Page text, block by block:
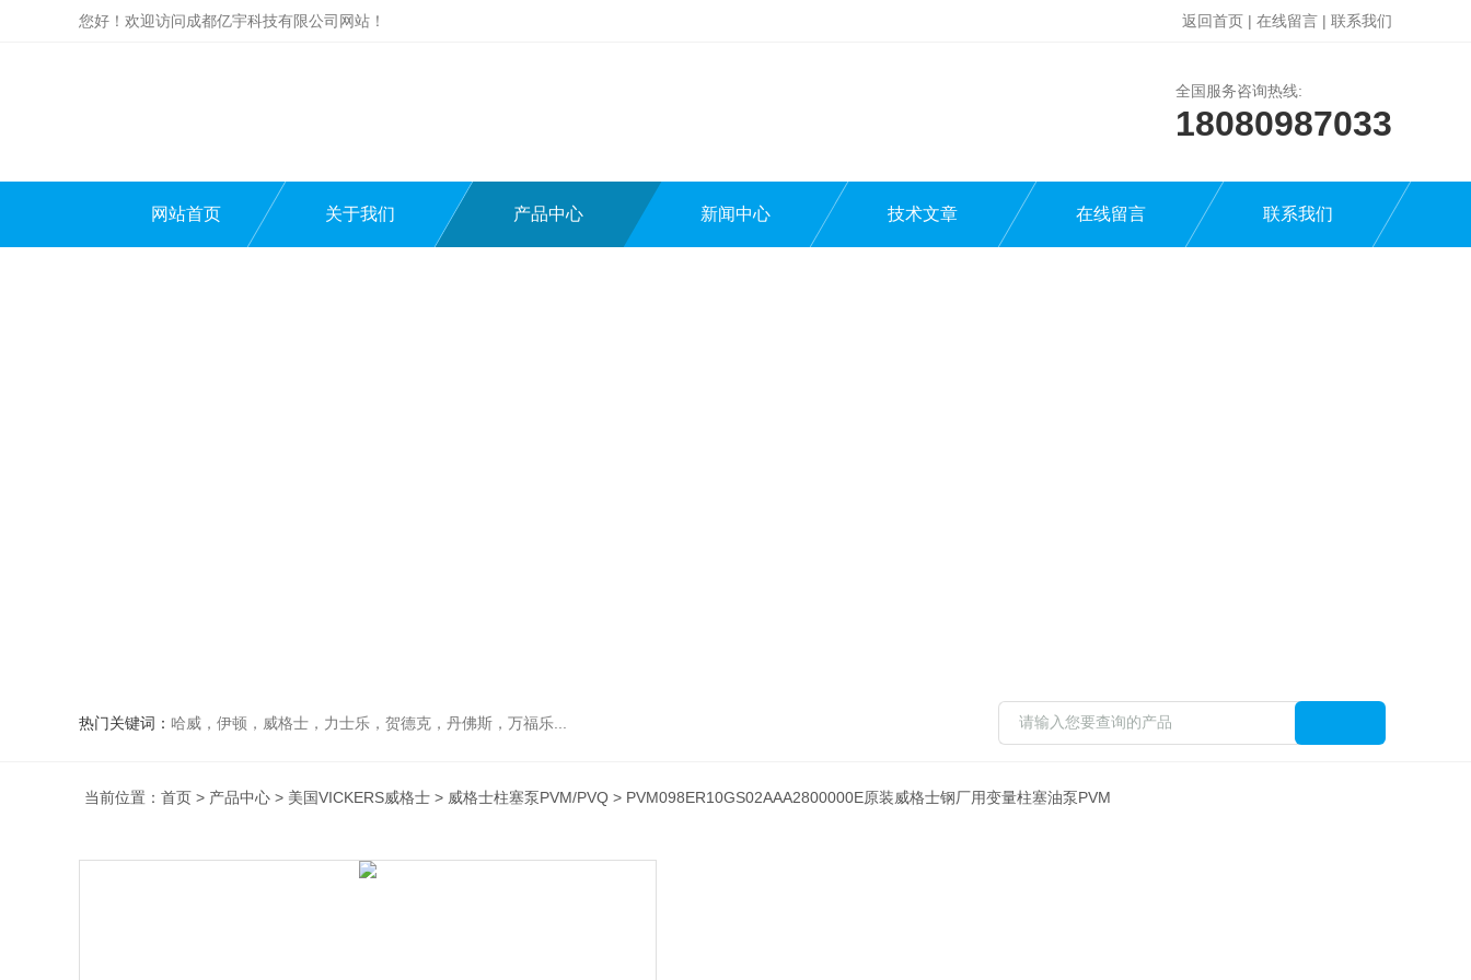
您好！欢迎访问成都亿宇科技有限公司网站！ 返回首页 | 在线留言 | 联系我们
全国服务咨询热线:
18080987033
网站首页 关于我们 产品中心 新闻中心 技术文章 在线留言 联系我们
热门关键词： 哈威，伊顿，威格士，力士乐，贺德克，丹佛斯，万福乐...
当前位置： 首页 > 产品中心 > 美国VICKERS威格士 > 威格士柱塞泵PVM/PVQ > PVM098ER10GS02AAA2800000E原装威格士钢厂用变量柱塞油泵PVM